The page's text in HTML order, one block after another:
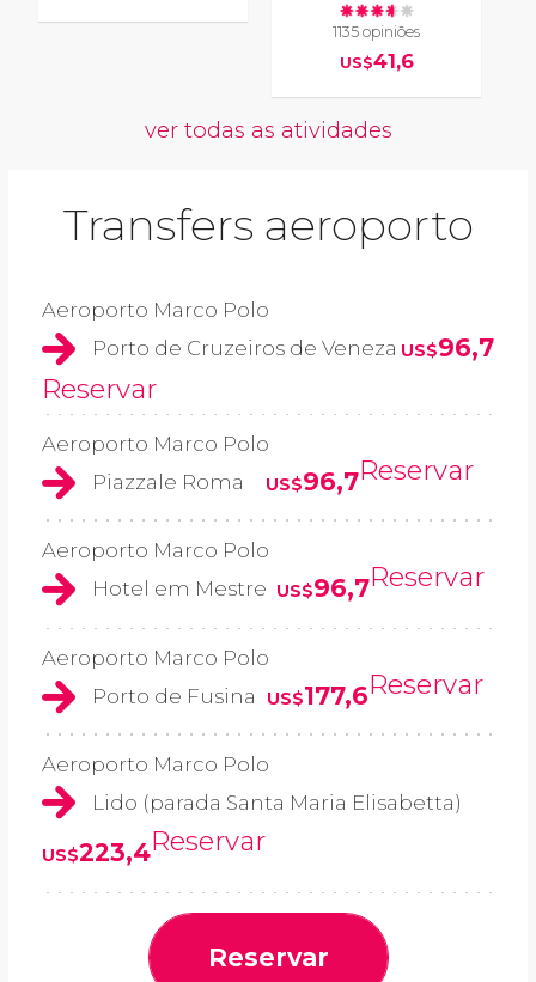
1135 opiniões
US$41,6
ver todas as atividades
Transfers aeroporto
Aeroporto Marco Polo
Porto de Cruzeiros de Veneza US$96,7
Reservar
Aeroporto Marco Polo
Piazzale Roma
US$96,7Reservar
Aeroporto Marco Polo
Hotel em Mestre US$96,7Reservar
Aeroporto Marco Polo
Porto de Fusina
US$177,6Reservar
Aeroporto Marco Polo
Lido (parada Santa Maria Elisabetta)
US$223,4Reservar
Reservar